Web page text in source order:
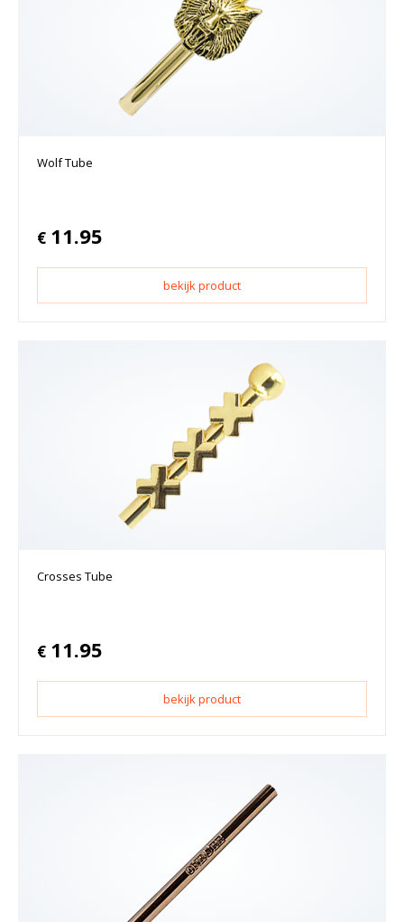
Wolf Tube
€ 11.95
bekijk product
Crosses Tube
€ 11.95
bekijk product